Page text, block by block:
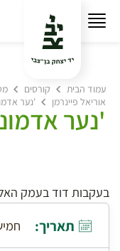
עמוד הבית קורסים
אוריאל פיינרמן
'נער
'נער
בעקבות דוד בעמק
תאריך: חמישי, 28.12.2023,